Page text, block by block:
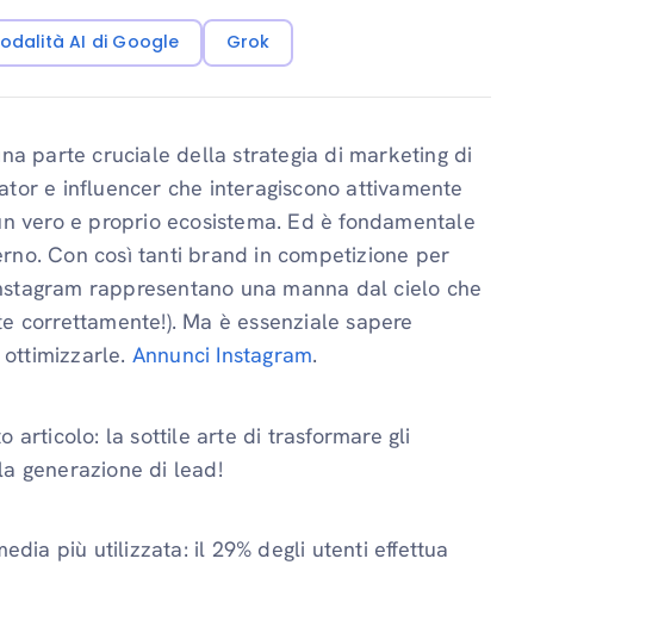
AI di Google Grok
parte cruciale della strategia di marketing di
e influencer che interagiscono attivamente
vero e proprio ecosistema. Ed è fondamentale
Con così tanti brand in competizione per
rappresentano una manna dal cielo che
Ma è essenziale sapere
Annunci Instagram.
articolo: la sottile arte di trasformare gli
generazione di lead!
più utilizzata: il 29% degli utenti effettua